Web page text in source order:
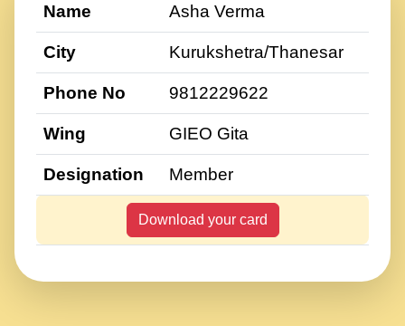
Name Asha Verma
City Kurukshetra/Thanesar
Phone No 9812229622
Wing GIEO Gita
Designation Member
Download your card